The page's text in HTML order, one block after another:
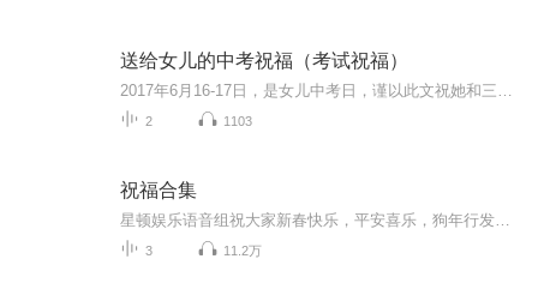
送给女儿的中考祝福（考试祝福）
2 1103
祝福合集
3 11.2万